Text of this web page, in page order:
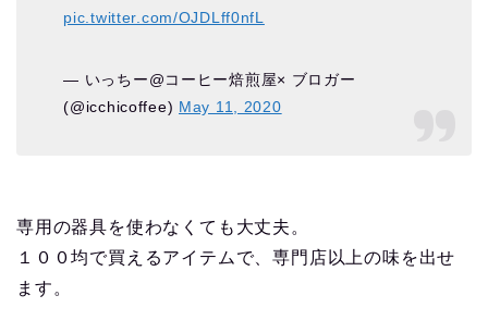
pic.twitter.com/OJDLff0nfL
— いっちー@コーヒー焙煎屋× ブロガー
(@icchicoffee) May 11, 2020
専用の器具を使わなくても大丈夫。
１００均で買えるアイテムで、専門店以上の味を出せ
ます。